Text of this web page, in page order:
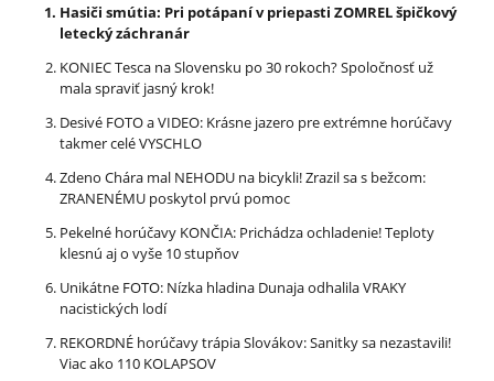
Hasiči smútia: Pri potápaní v priepasti ZOMREL špičkový
letecký záchranár
KONIEC Tesca na Slovensku po 30 rokoch? Spoločnosť už
mala spraviť jasný krok!
Desivé FOTO a VIDEO: Krásne jazero pre extrémne horúčavy
takmer celé VYSCHLO
Zdeno Chára mal NEHODU na bicykli! Zrazil sa s bežcom:
ZRANENÉMU poskytol prvú pomoc
Pekelné horúčavy KONČIA: Prichádza ochladenie! Teploty
klesnú aj o vyše 10 stupňov
Unikátne FOTO: Nízka hladina Dunaja odhalila VRAKY
nacistických lodí
REKORDNÉ horúčavy trápia Slovákov: Sanitky sa nezastavili!
Viac ako 110 KOLAPSOV